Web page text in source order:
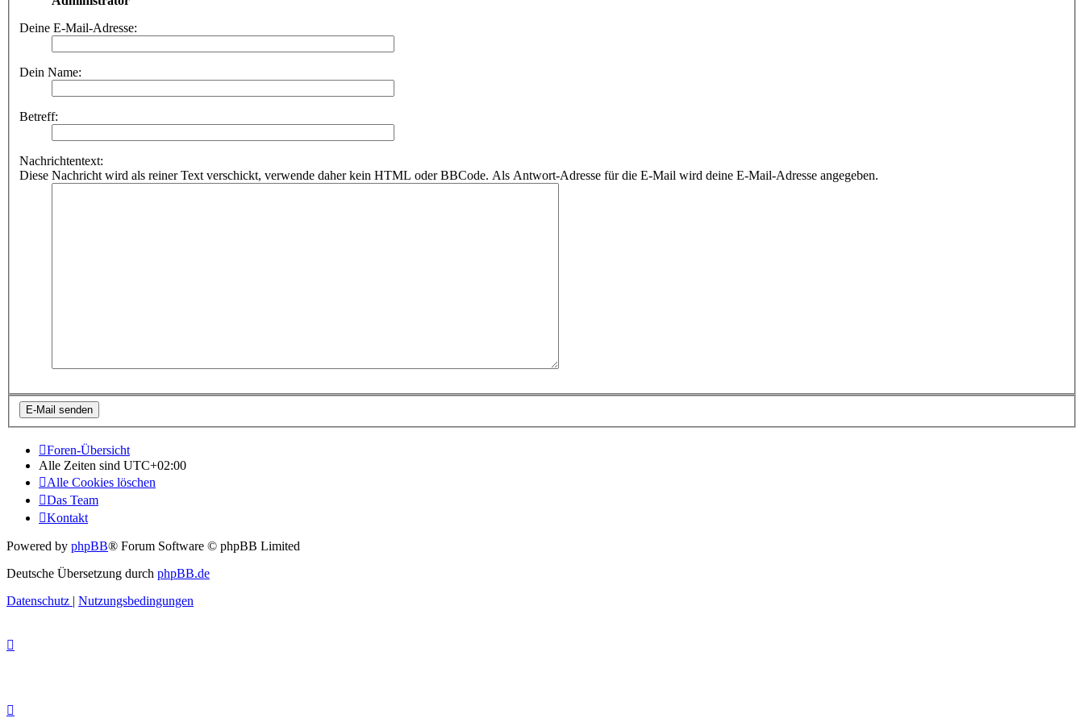
Deine E-Mail-Adresse:
Dein Name:
Betreff:
Nachrichtentext:
Diese Nachricht wird als reiner Text verschickt, verwende daher kein HTML oder BBCode. Als Antwort-Adresse für die E-Mail wird deine E-Mail-Adresse angegeben.
Foren-Übersicht
Alle Zeiten sind UTC+02:00
Alle Cookies löschen
Das Team
Kontakt
Powered by phpBB® Forum Software © phpBB Limited
Deutsche Übersetzung durch phpBB.de
Datenschutz | Nutzungsbedingungen